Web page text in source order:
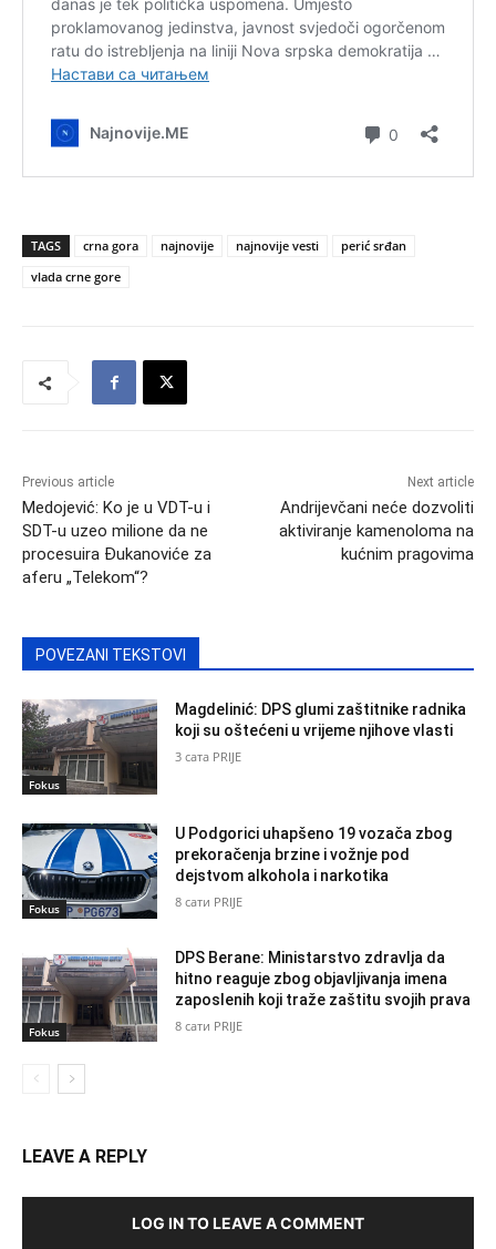
TAGS crna gora najnovije najnovije vesti
perić srđan
vlada crne gore
Previous article
Medojević: Ko je u VDT-u i
SDT-u uzeo milione da ne
procesuira Đukanoviće za
aferu „Telekom“?
Next article
Andrijevčani neće dozvoliti
aktiviranje kamenoloma na
kućnim pragovima
POVEZANI TEKSTOVI
Fokus
Magdelinić: DPS glumi zaštitnike radnika
koji su oštećeni u vrijeme njihove vlasti
3 сата PRIJE
Fokus
U Podgorici uhapšeno 19 vozača zbog
prekoračenja brzine i vožnje pod
dejstvom alkohola i narkotika
8 сати PRIJE
Fokus
DPS Berane: Ministarstvo zdravlja da
hitno reaguje zbog objavljivanja imena
zaposlenih koji traže zaštitu svojih prava
8 сати PRIJE
LEAVE A REPLY
LOG IN TO LEAVE A COMMENT